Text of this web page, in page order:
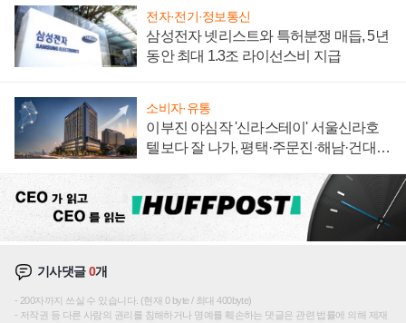
전자·전기·정보통신
삼성전자 넷리스트와 특허분쟁 매듭, 5년
동안 최대 1.3조 라이선스비 지급
소비자·유통
이부진 야심작 '신라스테이' 서울신라호
텔보다 잘 나가, 평택·주문진·해남·건대로
기사댓글0개
200자까지 쓰실 수 있습니다. (현재 0 byte / 최대 400byte)
저작권 등 다른 사람의 권리를 침해하거나 명예를 훼손하는 댓글은 관련 법률에 의해 제재